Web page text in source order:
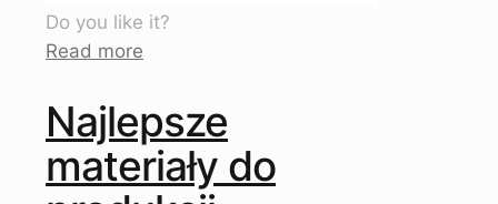
Do you like it?
Read more
Najlepsze
materiały do